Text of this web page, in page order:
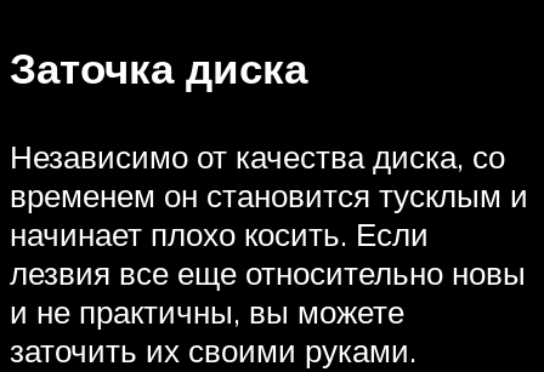
Заточка диска
Независимо от качества диска, со
временем он становится тусклым и
начинает плохо косить. Если
лезвия все еще относительно новы
и не практичны, вы можете
заточить их своими руками.